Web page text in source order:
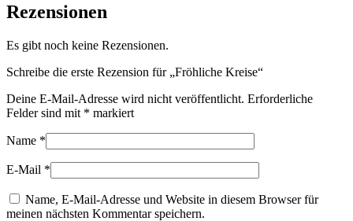
Rezensionen
Es gibt noch keine Rezensionen.
Schreibe die erste Rezension für „Fröhliche Kreise“
Deine E-Mail-Adresse wird nicht veröffentlicht. Erforderliche
Felder sind mit * markiert
Name *
E-Mail *
Name, E-Mail-Adresse und Website in diesem Browser für
meinen nächsten Kommentar speichern.